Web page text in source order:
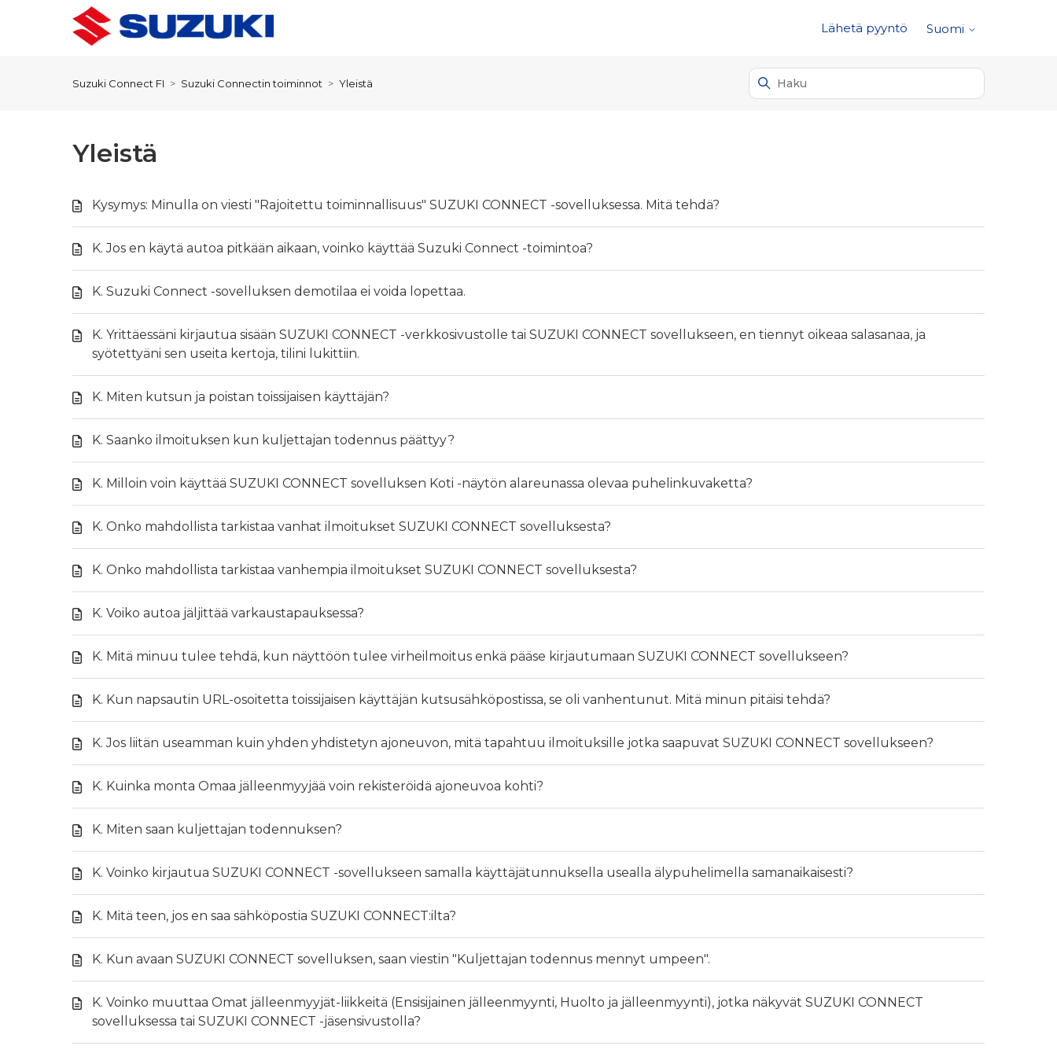
Lähetä pyyntö Suomi
Suzuki Connect FI Suzuki Connectin toiminnot Yleistä
Yleistä
Kysymys: Minulla on viesti "Rajoitettu toiminnallisuus" SUZUKI CONNECT -sovelluksessa. Mitä tehdä?
K. Jos en käytä autoa pitkään aikaan, voinko käyttää Suzuki Connect -toimintoa?
K. Suzuki Connect -sovelluksen demotilaa ei voida lopettaa.
K. Yrittäessäni kirjautua sisään SUZUKI CONNECT -verkkosivustolle tai SUZUKI CONNECT sovellukseen, en tiennyt oikeaa salasanaa, ja
syötettyäni sen useita kertoja, tilini lukittiin.
K. Miten kutsun ja poistan toissijaisen käyttäjän?
K. Saanko ilmoituksen kun kuljettajan todennus päättyy?
K. Milloin voin käyttää SUZUKI CONNECT sovelluksen Koti -näytön alareunassa olevaa puhelinkuvaketta?
K. Onko mahdollista tarkistaa vanhat ilmoitukset SUZUKI CONNECT sovelluksesta?
K. Onko mahdollista tarkistaa vanhempia ilmoitukset SUZUKI CONNECT sovelluksesta?
K. Voiko autoa jäljittää varkaustapauksessa?
K. Mitä minuu tulee tehdä, kun näyttöön tulee virheilmoitus enkä pääse kirjautumaan SUZUKI CONNECT sovellukseen?
K. Kun napsautin URL-osoitetta toissijaisen käyttäjän kutsusähköpostissa, se oli vanhentunut. Mitä minun pitäisi tehdä?
K. Jos liitän useamman kuin yhden yhdistetyn ajoneuvon, mitä tapahtuu ilmoituksille jotka saapuvat SUZUKI CONNECT sovellukseen?
K. Kuinka monta Omaa jälleenmyyjää voin rekisteröidä ajoneuvoa kohti?
K. Miten saan kuljettajan todennuksen?
K. Voinko kirjautua SUZUKI CONNECT -sovellukseen samalla käyttäjätunnuksella usealla älypuhelimella samanaikaisesti?
K. Mitä teen, jos en saa sähköpostia SUZUKI CONNECT:ilta?
K. Kun avaan SUZUKI CONNECT sovelluksen, saan viestin "Kuljettajan todennus mennyt umpeen".
K. Voinko muuttaa Omat jälleenmyyjät-liikkeitä (Ensisijainen jälleenmyynti, Huolto ja jälleenmyynti), jotka näkyvät SUZUKI CONNECT
sovelluksessa tai SUZUKI CONNECT -jäsensivustolla?